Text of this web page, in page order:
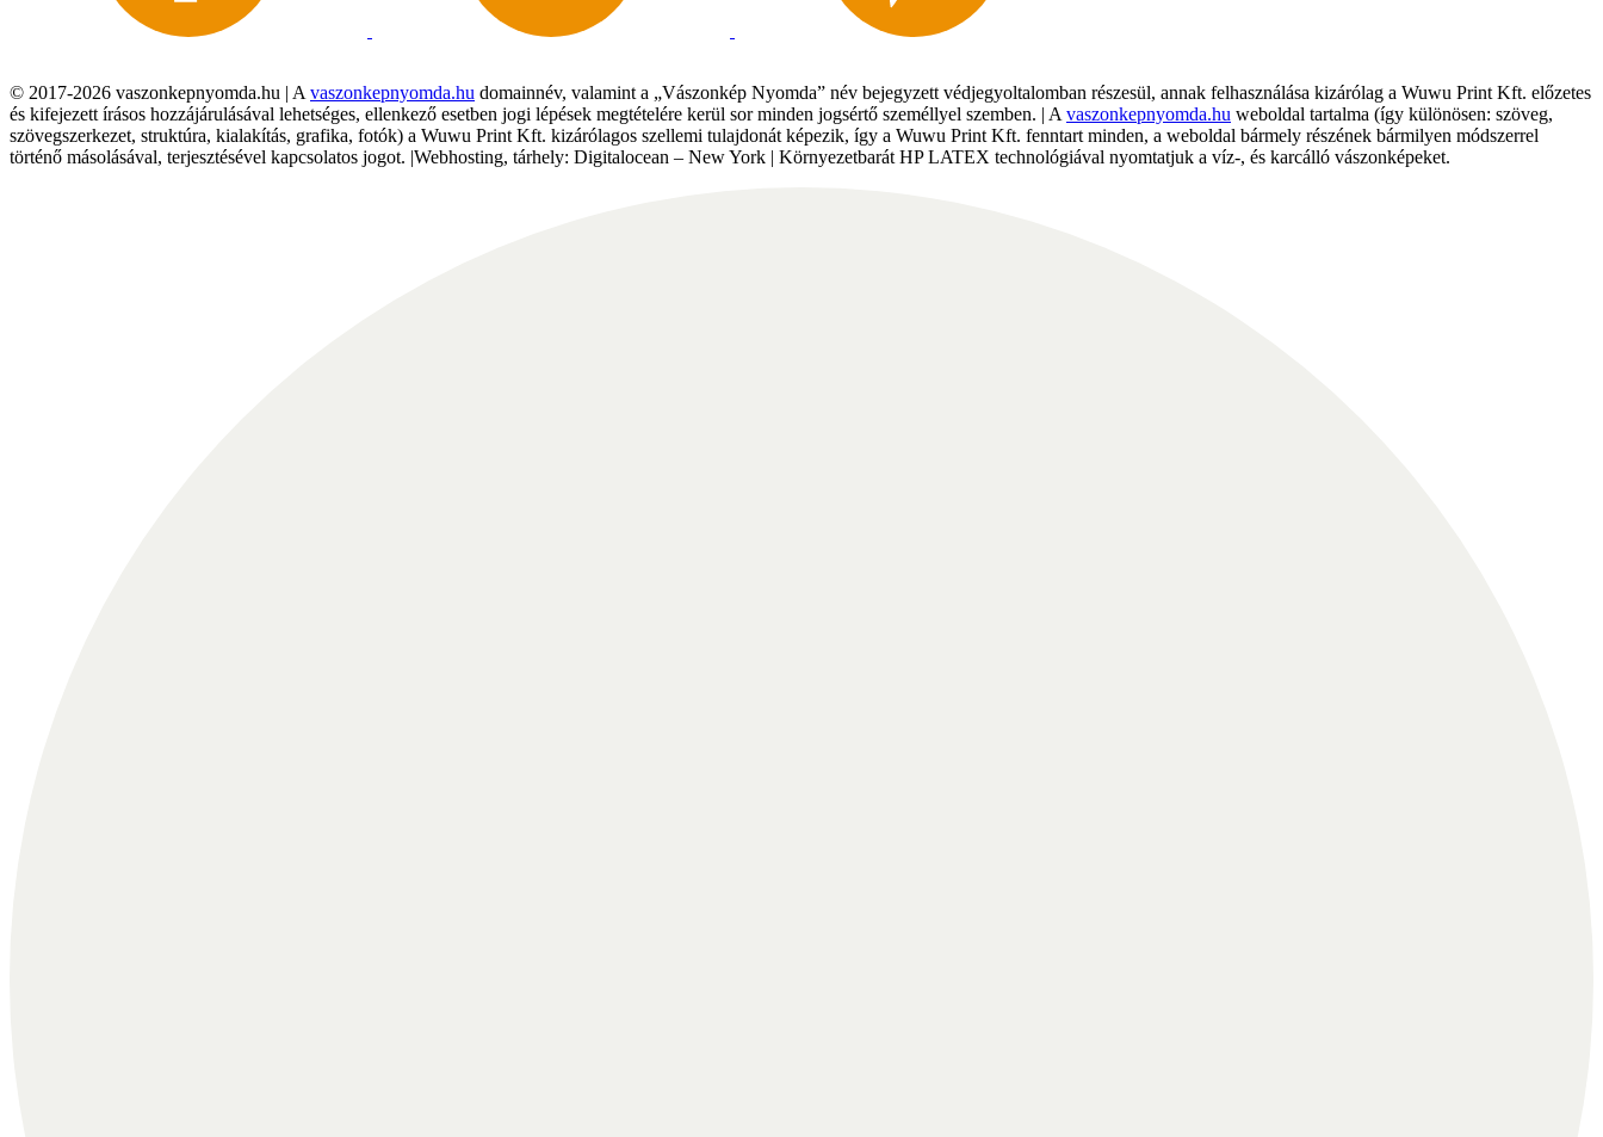
© 2017-2026 vaszonkepnyomda.hu | A vaszonkepnyomda.hu domainnév, valamint a „Vászonkép Nyomda” név bejegyzett védjegyoltalomban részesül, annak felhasználása kizárólag a Wuwu Print Kft. előzetes
és kifejezett írásos hozzájárulásával lehetséges, ellenkező esetben jogi lépések megtételére kerül sor minden jogsértő személlyel szemben. | A vaszonkepnyomda.hu weboldal tartalma (így különösen: szöveg,
szövegszerkezet, struktúra, kialakítás, grafika, fotók) a Wuwu Print Kft. kizárólagos szellemi tulajdonát képezik, így a Wuwu Print Kft. fenntart minden, a weboldal bármely részének bármilyen módszerrel
történő másolásával, terjesztésével kapcsolatos jogot. |Webhosting, tárhely: Digitalocean – New York | Környezetbarát HP LATEX technológiával nyomtatjuk a víz-, és karcálló vászonképeket.